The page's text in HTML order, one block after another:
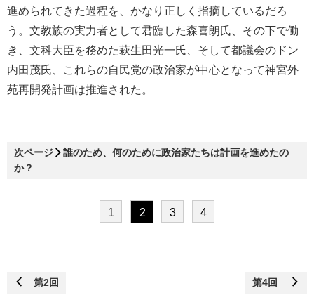
進められてきた過程を、かなり正しく指摘しているだろ
う。文教族の実力者として君臨した森喜朗氏、その下で働
き、文科大臣を務めた萩生田光一氏、そして都議会のドン
内田茂氏、これらの自民党の政治家が中心となって神宮外
苑再開発計画は推進された。
次ページ
誰のため、何のために政治家たちは計画を進めたの
か？
1 2 3 4
第2回 第4回